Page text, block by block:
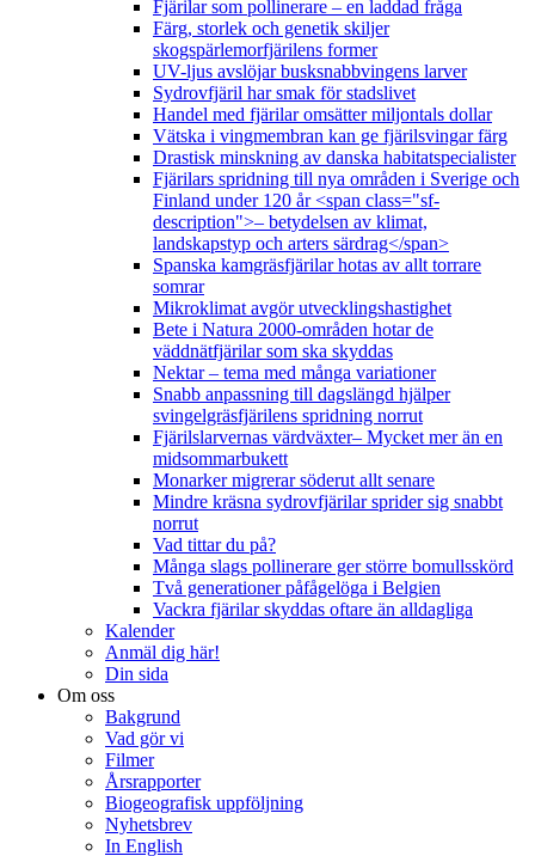
Fjärilar som pollinerare – en laddad fråga
Färg, storlek och genetik skiljer
skogspärlemorfjärilens former
UV-ljus avslöjar busksnabbvingens larver
Sydrovfjäril har smak för stadslivet
Handel med fjärilar omsätter miljontals dollar
Vätska i vingmembran kan ge fjärilsvingar färg
Drastisk minskning av danska habitatspecialister
Fjärilars spridning till nya områden i Sverige och
Finland under 120 år <span class="sf-
description">– betydelsen av klimat,
landskapstyp och arters särdrag</span>
Spanska kamgräsfjärilar hotas av allt torrare
somrar
Mikroklimat avgör utvecklingshastighet
Bete i Natura 2000-områden hotar de
väddnätfjärilar som ska skyddas
Nektar – tema med många variationer
Snabb anpassning till dagslängd hjälper
svingelgräsfjärilens spridning norrut
Fjärilslarvernas värdväxter– Mycket mer än en
midsommarbukett
Monarker migrerar söderut allt senare
Mindre kräsna sydrovfjärilar sprider sig snabbt
norrut
Vad tittar du på?
Många slags pollinerare ger större bomullsskörd
Två generationer påfågelöga i Belgien
Vackra fjärilar skyddas oftare än alldagliga
Kalender
Anmäl dig här!
Din sida
Om oss
Bakgrund
Vad gör vi
Filmer
Årsrapporter
Biogeografisk uppföljning
Nyhetsbrev
In English